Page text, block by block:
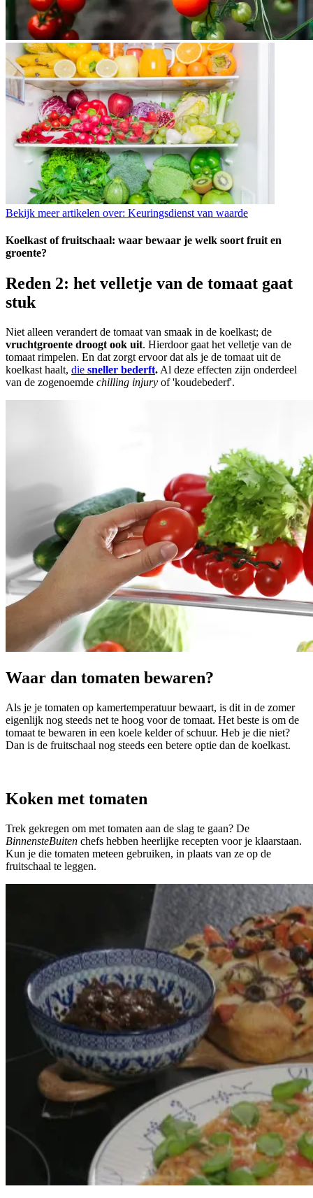
Bekijk meer artikelen over: Keuringsdienst van waarde
Koelkast of fruitschaal: waar bewaar je welk soort fruit en
groente?
Reden 2: het velletje van de tomaat gaat
stuk
Niet alleen verandert de tomaat van smaak in de koelkast; de
vruchtgroente droogt ook uit. Hierdoor gaat het velletje van de
tomaat rimpelen. En dat zorgt ervoor dat als je de tomaat uit de
koelkast haalt, die sneller bederft. Al deze effecten zijn onderdeel
van de zogenoemde chilling injury of 'koudebederf'.
Waar dan tomaten bewaren?
Als je je tomaten op kamertemperatuur bewaart, is dit in de zomer
eigenlijk nog steeds net te hoog voor de tomaat. Het beste is om de
tomaat te bewaren in een koele kelder of schuur. Heb je die niet?
Dan is de fruitschaal nog steeds een betere optie dan de koelkast.
Koken met tomaten
Trek gekregen om met tomaten aan de slag te gaan? De
BinnensteBuiten chefs hebben heerlijke recepten voor je klaarstaan.
Kun je die tomaten meteen gebruiken, in plaats van ze op de
fruitschaal te leggen.